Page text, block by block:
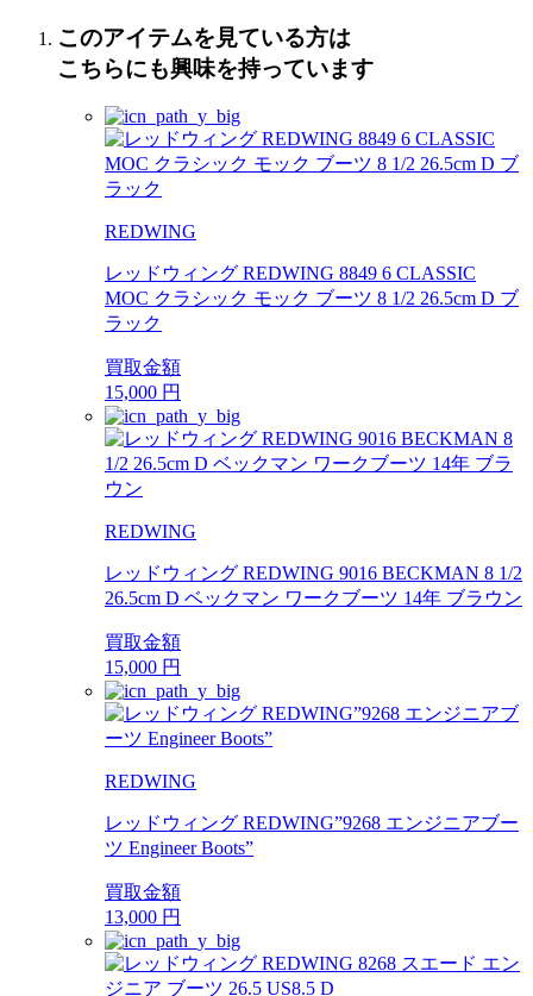
このアイテムを見ている方は
こちらにも興味を持っています
REDWING
レッドウィング REDWING 8849 6 CLASSIC
MOC クラシック モック ブーツ 8 1/2 26.5cm D ブ
ラック
買取金額
15,000 円
REDWING
レッドウィング REDWING 9016 BECKMAN 8 1/2
26.5cm D ベックマン ワークブーツ 14年 ブラウン
買取金額
15,000 円
REDWING
レッドウィング REDWING”9268 エンジニアブー
ツ Engineer Boots”
買取金額
13,000 円